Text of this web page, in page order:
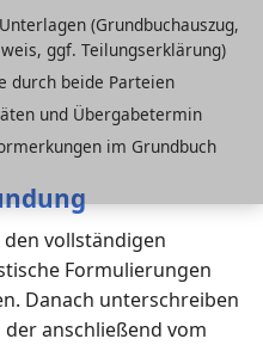
(Grundbuchauszug,
ggf. Teilungserklärung)
durch beide Parteien
und Übergabetermin
im Grundbuch
vollständigen
Formulierungen
Danach unterschreiben
anschließend vom